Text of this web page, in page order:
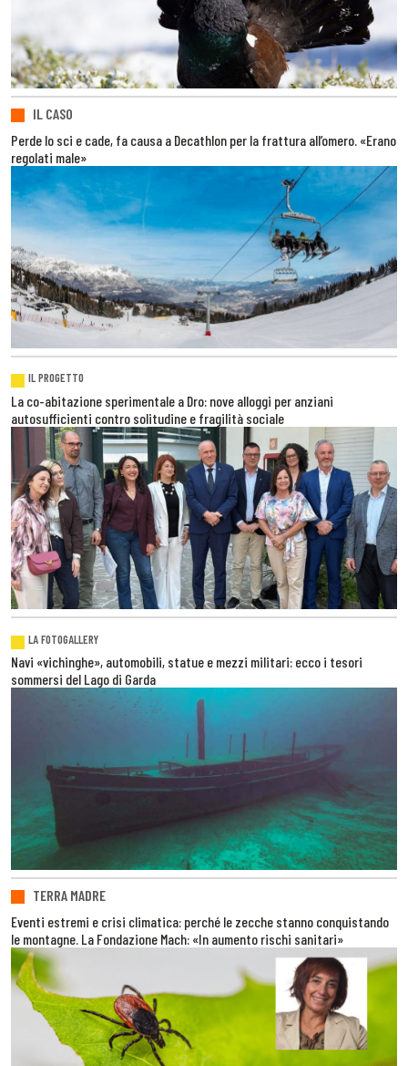
IL CASO
Perde lo sci e cade, fa causa a Decathlon per la frattura all’omero. «Erano
regolati male»
IL PROGETTO
La co-abitazione sperimentale a Dro: nove alloggi per anziani
autosufficienti contro solitudine e fragilità sociale
LA FOTOGALLERY
Navi «vichinghe», automobili, statue e mezzi militari: ecco i tesori
sommersi del Lago di Garda
TERRA MADRE
Eventi estremi e crisi climatica: perché le zecche stanno conquistando
le montagne. La Fondazione Mach: «In aumento rischi sanitari»